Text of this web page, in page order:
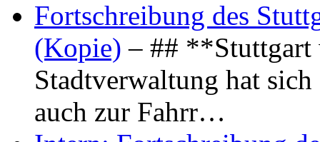
Fortschreibung des
(Kopie) – ## **Stuttgart
Stadtverwaltung hat
auch zur Fahrr…